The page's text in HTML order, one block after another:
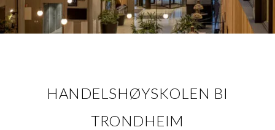
HANDELSHØYSKOLEN BI
TRONDHEIM